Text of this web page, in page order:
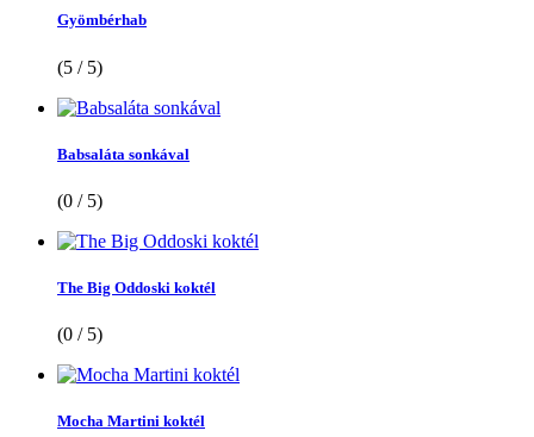
Gyömbérhab
(5 / 5)
Babsaláta sonkával
(0 / 5)
The Big Oddoski koktél
(0 / 5)
Mocha Martini koktél